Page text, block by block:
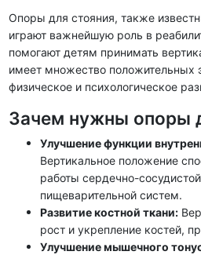
Опоры для стояния, также
играют важнейшую роль в
помогают детям принимать
имеет множество положительных
физическое и психологическое
Зачем нужны опоры
Улучшение функции
Вертикальное положение
работы сердечно-
пищеварительной систем.
Развитие костной ткани:
рост и укрепление костей,
Улучшение мышечного